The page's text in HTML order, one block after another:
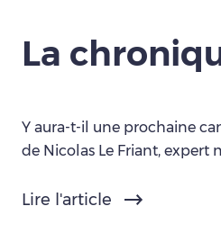
La
Y aura-t-il une prochaine
de Nicolas Le Friant, expert
Lire l'article